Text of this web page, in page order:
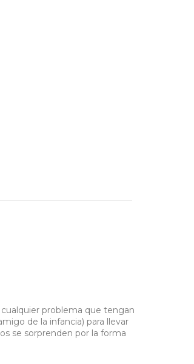
problema que tengan
de la infancia) para llevar
se sorprenden por la forma